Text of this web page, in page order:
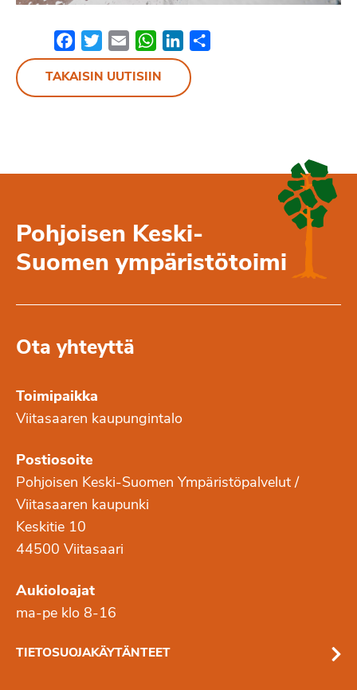
FacebookTwitterEmail WhatsApp
LinkedIn
TAKAISIN UUTISIIN
Pohjoisen Keski-
Suomen ympäristötoimi
Ota yhteyttä
Toimipaikka
Viitasaaren kaupungintalo
Postiosoite
Pohjoisen Keski-Suomen Ympäristöpalvelut /
Viitasaaren kaupunki
Keskitie 10
44500 Viitasaari
Aukioloajat
ma-pe klo 8-16
TIETOSUOJAKÄYTÄNTEET